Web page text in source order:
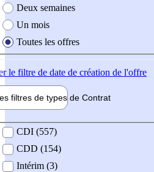
Deux semaines
Un mois
Toutes les offres
le filtre de date de création de l'offre
filtres de types de Contrat
contrat
CDI (557)
CDD (154)
Intérim (3)